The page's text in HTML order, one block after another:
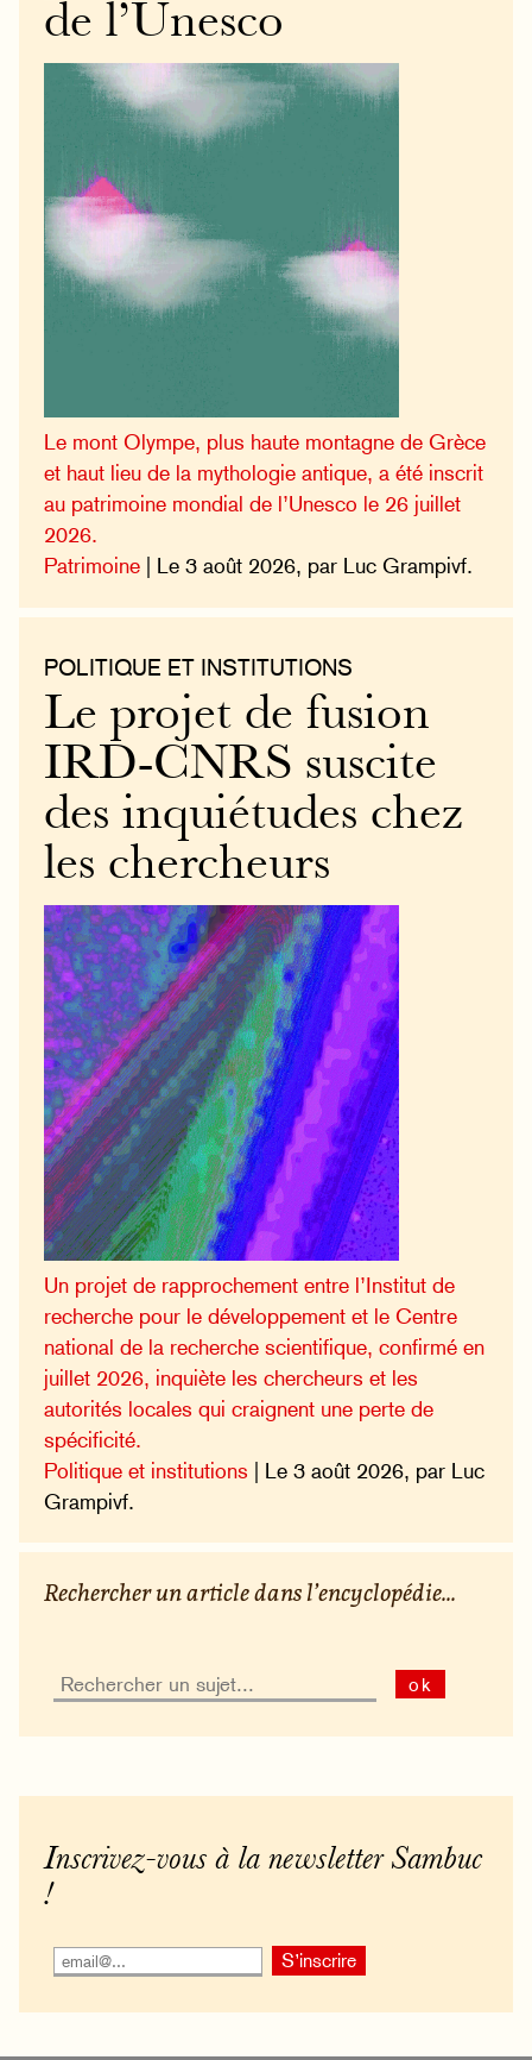
de l’Unesco
Le mont Olympe, plus haute montagne de Grèce
et haut lieu de la mythologie antique, a été inscrit
au patrimoine mondial de l’Unesco le 26 juillet
2026.
Patrimoine | Le 3 août 2026, par Luc Grampivf.
POLITIQUE ET INSTITUTIONS
Le projet de fusion
IRD-CNRS suscite
des inquiétudes chez
les chercheurs
Un projet de rapprochement entre l’Institut de
recherche pour le développement et le Centre
national de la recherche scientifique, confirmé en
juillet 2026, inquiète les chercheurs et les
autorités locales qui craignent une perte de
spécificité.
Politique et institutions | Le 3 août 2026, par Luc
Grampivf.
Rechercher un article dans l’encyclopédie...
ok
Inscrivez-vous à la newsletter Sambuc
!